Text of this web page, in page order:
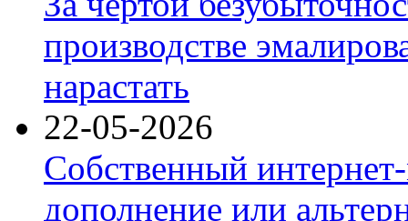
производстве
нарастать
22-05-2026
Собственный
дополнение или